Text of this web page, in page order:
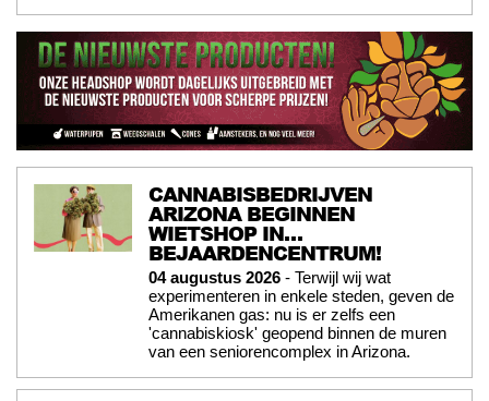
CANNABISBEDRIJVEN
ARIZONA BEGINNEN
WIETSHOP IN…
BEJAARDENCENTRUM!
04 augustus 2026 - Terwijl wij wat
experimenteren in enkele steden, geven de
Amerikanen gas: nu is er zelfs een
'cannabiskiosk' geopend binnen de muren
van een seniorencomplex in Arizona.